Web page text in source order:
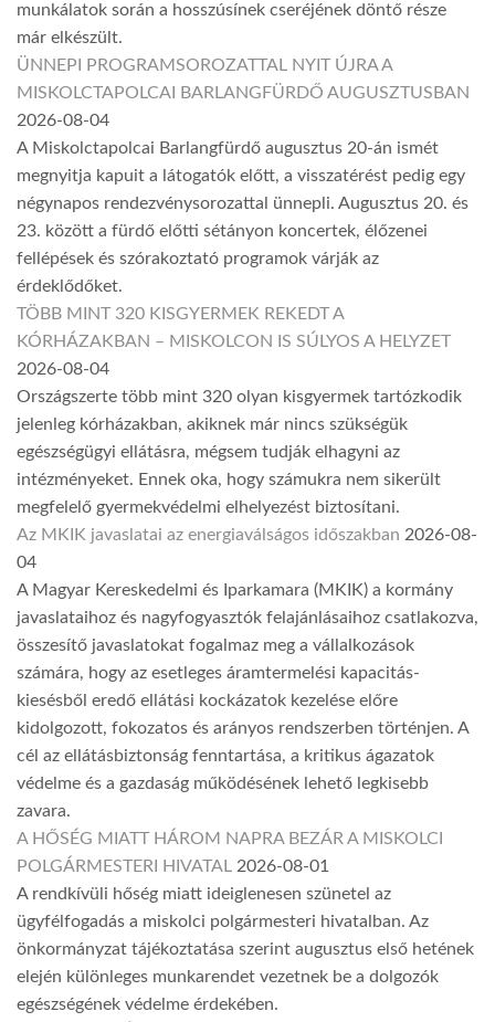
munkálatok során a hosszúsínek cseréjének döntő része
már elkészült.
ÜNNEPI PROGRAMSOROZATTAL NYIT ÚJRA A
MISKOLCTAPOLCAI BARLANGFÜRDŐ AUGUSZTUSBAN
2026-08-04
A Miskolctapolcai Barlangfürdő augusztus 20-án ismét
megnyitja kapuit a látogatók előtt, a visszatérést pedig egy
négynapos rendezvénysorozattal ünnepli. Augusztus 20. és
23. között a fürdő előtti sétányon koncertek, élőzenei
fellépések és szórakoztató programok várják az
érdeklődőket.
TÖBB MINT 320 KISGYERMEK REKEDT A
KÓRHÁZAKBAN – MISKOLCON IS SÚLYOS A HELYZET
2026-08-04
Országszerte több mint 320 olyan kisgyermek tartózkodik
jelenleg kórházakban, akiknek már nincs szükségük
egészségügyi ellátásra, mégsem tudják elhagyni az
intézményeket. Ennek oka, hogy számukra nem sikerült
megfelelő gyermekvédelmi elhelyezést biztosítani.
Az MKIK javaslatai az energiaválságos időszakban 2026-08-
04
A Magyar Kereskedelmi és Iparkamara (MKIK) a kormány
javaslataihoz és nagyfogyasztók felajánlásaihoz csatlakozva,
összesítő javaslatokat fogalmaz meg a vállalkozások
számára, hogy az esetleges áramtermelési kapacitás-
kiesésből eredő ellátási kockázatok kezelése előre
kidolgozott, fokozatos és arányos rendszerben történjen. A
cél az ellátásbiztonság fenntartása, a kritikus ágazatok
védelme és a gazdaság működésének lehető legkisebb
zavara.
A HŐSÉG MIATT HÁROM NAPRA BEZÁR A MISKOLCI
POLGÁRMESTERI HIVATAL 2026-08-01
A rendkívüli hőség miatt ideiglenesen szünetel az
ügyfélfogadás a miskolci polgármesteri hivatalban. Az
önkormányzat tájékoztatása szerint augusztus első hetének
elején különleges munkarendet vezetnek be a dolgozók
egészségének védelme érdekében.